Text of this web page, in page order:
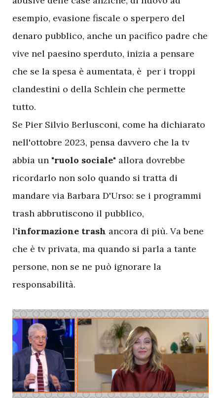
esempio, evasione fiscale o sperpero del
denaro pubblico, anche un pacifico padre che
vive nel paesino sperduto, inizia a pensare
che se la spesa è aumentata, è per i troppi
clandestini o della Schlein che permette
tutto.
Se Pier Silvio Berlusconi, come ha dichiarato
nell'ottobre 2023, pensa davvero che la tv
abbia un "ruolo sociale" allora dovrebbe
ricordarlo non solo quando si tratta di
mandare via Barbara D'Urso: se i programmi
trash abbrutiscono il pubblico,
l'informazione trash ancora di più. Va bene
che è tv privata, ma quando si parla a tante
persone, non se ne può ignorare la
responsabilità.